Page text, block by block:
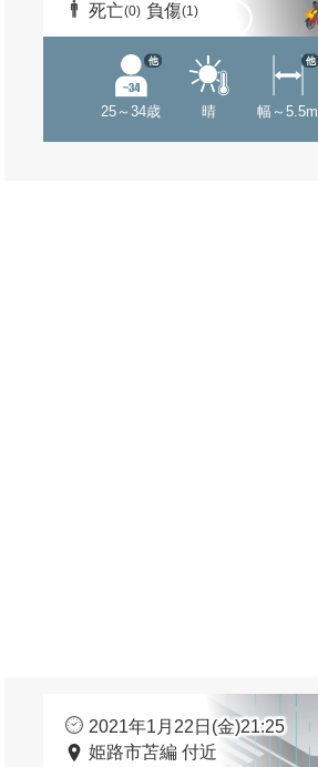
死亡(0) 負傷(1)
25～34歳
他
晴 幅～5.5m
他
2021年1月22日(金)21:25
姫路市苫編 付近